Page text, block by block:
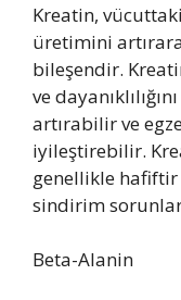
Kreatin,
üretimini
bileşendir.
ve
artırabilir ve
iyileştirebilir.
genellikle hafiftir
sindirim
Beta-Alanin